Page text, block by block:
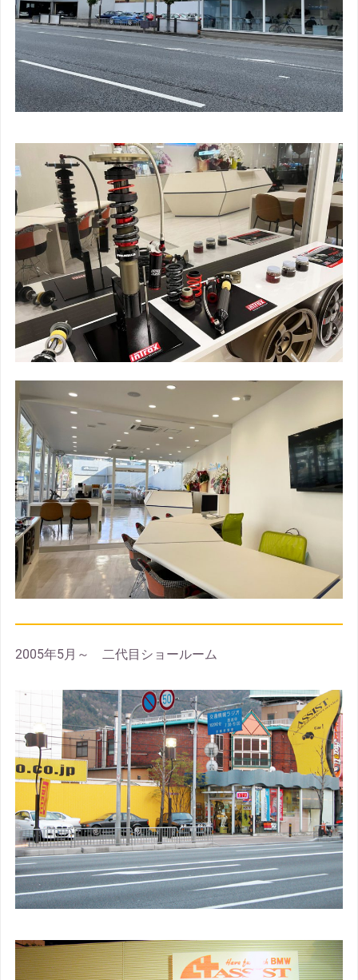
2005年5月～ 二代目ショールーム